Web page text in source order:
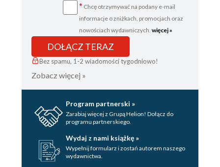
* Chcę otrzymywać na podany e-mail
informacje o zniżkach, promocjach oraz
nowościach wydawniczych. więcej »
DOŁĄCZ TERAZ
Bez spamu, 1-2 wiadomości tygodniowo!
Zobacz więcej »
Program partnerski »
Zarabiaj więcej z Grupą Helion! Dołącz do
programu partnerskiego.
Wydaj z nami książkę »
Wypełnij formularz i zostań autorem naszego
wydawnictwa.